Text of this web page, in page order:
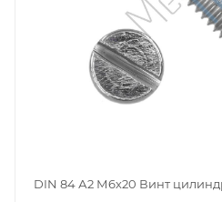
DIN 84 А2 М6х20 Винт